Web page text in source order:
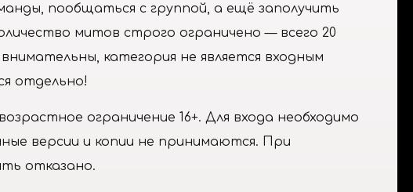
пообщаться с группой, а ещё заполучить
митов строго ограничено — всего 20
категория не является входным
отдельно!
ограничение 16+. Для входа необходимо
версии и копии не принимаются. При
отказано.